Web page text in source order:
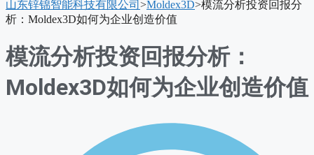
单
山东锌锦智能科技有限公司 >Moldex3D>模流分析投资回报分
析：Moldex3D如何为企业创造价值
模流分析投资回报分析：
Moldex3D如何为企业创造价值